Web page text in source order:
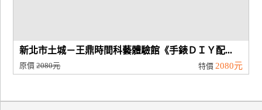
新北市土城－王鼎時間科藝體驗館《手錶ＤＩＹ配...
原價2080元 特價 2080元